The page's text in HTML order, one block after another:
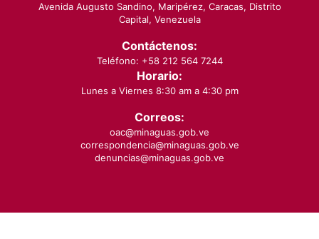
Avenida Augusto Sandino, Maripérez, Caracas, Distrito
Capital, Venezuela
Contáctenos:
Teléfono: +58 212 564 7244
Horario:
Lunes a Viernes 8:30 am a 4:30 pm
Correos:
oac@minaguas.gob.ve
correspondencia@minaguas.gob.ve
denuncias@minaguas.gob.ve